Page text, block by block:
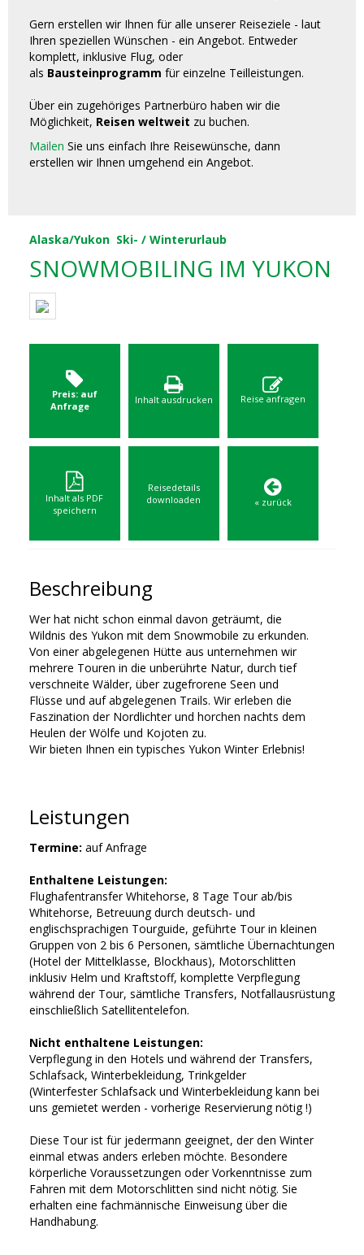
Gern erstellen wir Ihnen für alle unserer Reiseziele - laut
Ihren speziellen Wünschen - ein Angebot. Entweder
komplett, inklusive Flug, oder
als Bausteinprogramm für einzelne Teilleistungen.
Über ein zugehöriges Partnerbüro haben wir die
Möglichkeit, Reisen weltweit zu buchen.
Mailen Sie uns einfach Ihre Reisewünsche, dann
erstellen wir Ihnen umgehend ein Angebot.
Alaska/Yukon Ski- / Winterurlaub
SNOWMOBILING IM YUKON
Preis: auf
Anfrage
Inhalt ausdrucken Reise anfragen
Inhalt als PDF
speichern
Reisedetails
downloaden
« zurück
Beschreibung
Wer hat nicht schon einmal davon geträumt, die
Wildnis des Yukon mit dem Snowmobile zu erkunden.
Von einer abgelegenen Hütte aus unternehmen wir
mehrere Touren in die unberührte Natur, durch tief
verschneite Wälder, über zugefrorene Seen und
Flüsse und auf abgelegenen Trails. Wir erleben die
Faszination der Nordlichter und horchen nachts dem
Heulen der Wölfe und Kojoten zu.
Wir bieten Ihnen ein typisches Yukon Winter Erlebnis!
Leistungen
Termine: auf Anfrage
Enthaltene Leistungen:
Flughafentransfer Whitehorse, 8 Tage Tour ab/bis
Whitehorse, Betreuung durch deutsch- und
englischsprachigen Tourguide, geführte Tour in kleinen
Gruppen von 2 bis 6 Personen, sämtliche Übernachtungen
(Hotel der Mittelklasse, Blockhaus), Motorschlitten
inklusiv Helm und Kraftstoff, komplette Verpflegung
während der Tour, sämtliche Transfers, Notfallausrüstung
einschließlich Satellitentelefon.
Nicht enthaltene Leistungen:
Verpflegung in den Hotels und während der Transfers,
Schlafsack, Winterbekleidung, Trinkgelder
(Winterfester Schlafsack und Winterbekleidung kann bei
uns gemietet werden - vorherige Reservierung nötig !)
Diese Tour ist für jedermann geeignet, der den Winter
einmal etwas anders erleben möchte. Besondere
körperliche Voraussetzungen oder Vorkenntnisse zum
Fahren mit dem Motorschlitten sind nicht nötig. Sie
erhalten eine fachmännische Einweisung über die
Handhabung.